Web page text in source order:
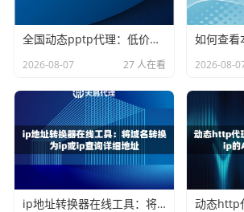
市面上的代理IP服务众多，但质量参差不
的服务商，需要重点关注以下几个方面：
这直接关系到IP的纯净度和稳定性，能有
而导致的连带封禁风险。天启代理的IP资
营商深度合作，确保来源正规可靠。
2. 网络质量与速度：代理IP的响应速度和
进行的生命线。延迟过高或频繁掉线会严
全国动态pptp代理：低价混拨节点，适合非重要业务的ip更换
2026-08-07 27 人在看 2026-08-
ip地址转换器在线工具：将域名转换为ip或ip查询详细地址